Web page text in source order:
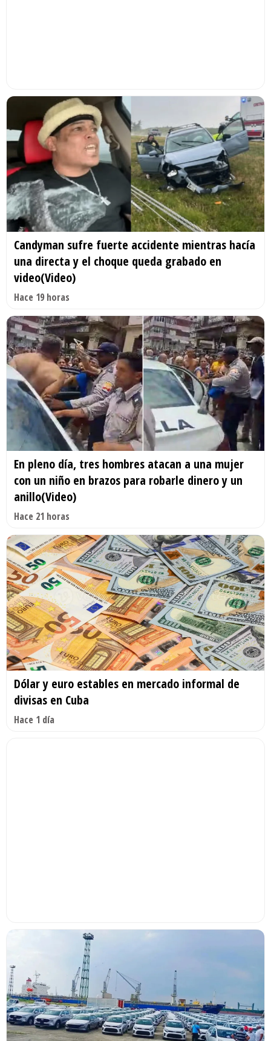
Candyman sufre fuerte accidente mientras hacía
una directa y el choque queda grabado en
video(Video)
Hace 19 horas
En pleno día, tres hombres atacan a una mujer
con un niño en brazos para robarle dinero y un
anillo(Video)
Hace 21 horas
Dólar y euro estables en mercado informal de
divisas en Cuba
Hace 1 día